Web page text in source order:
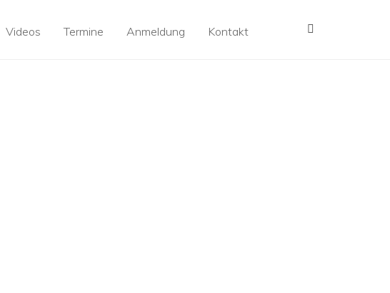
Videos Termine Anmeldung Kontakt